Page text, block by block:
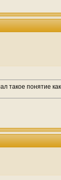
такое понятие